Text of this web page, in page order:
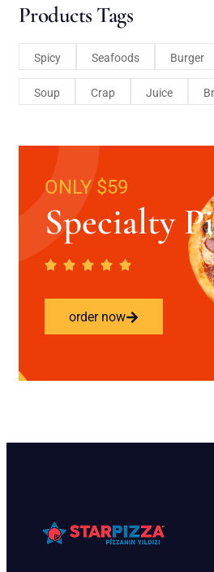
Products Tags
Spicy Seafoods Burger
Soup Crap Juice
ONLY $59
Specialty
order now